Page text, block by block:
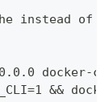
instead of
docker-